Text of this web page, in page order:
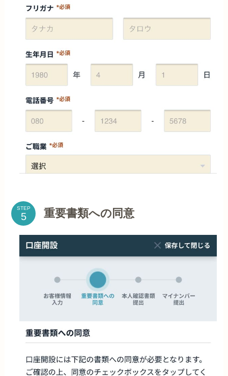
STEP 重要書類への同意